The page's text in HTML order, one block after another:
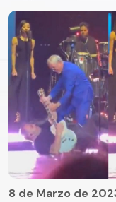
8 de Marzo de